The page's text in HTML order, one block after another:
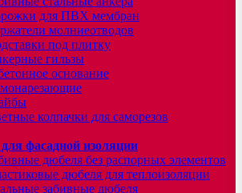
для ПВХ мембран
молниеотводов
под плитку
гильзы
основание
колпачки для саморезов
фасадной изоляции
дюбеля без распорных элементов
дюбеля для теплоизоляции
забивные дюбеля